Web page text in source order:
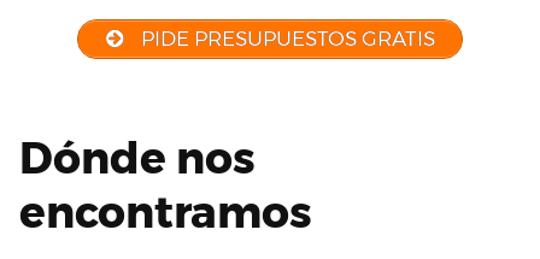
PIDE PRESUPUESTOS GRATIS
Dónde nos
encontramos